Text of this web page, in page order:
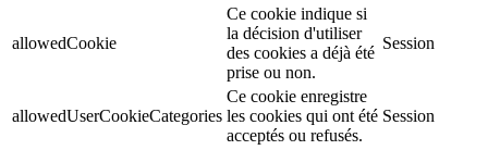
allowedCookie
Ce cookie indique si
la décision d'utiliser
des cookies a déjà été
prise ou non.
Session
allowedUserCookieCategories
Ce cookie enregistre
les cookies qui ont été
acceptés ou refusés.
Session